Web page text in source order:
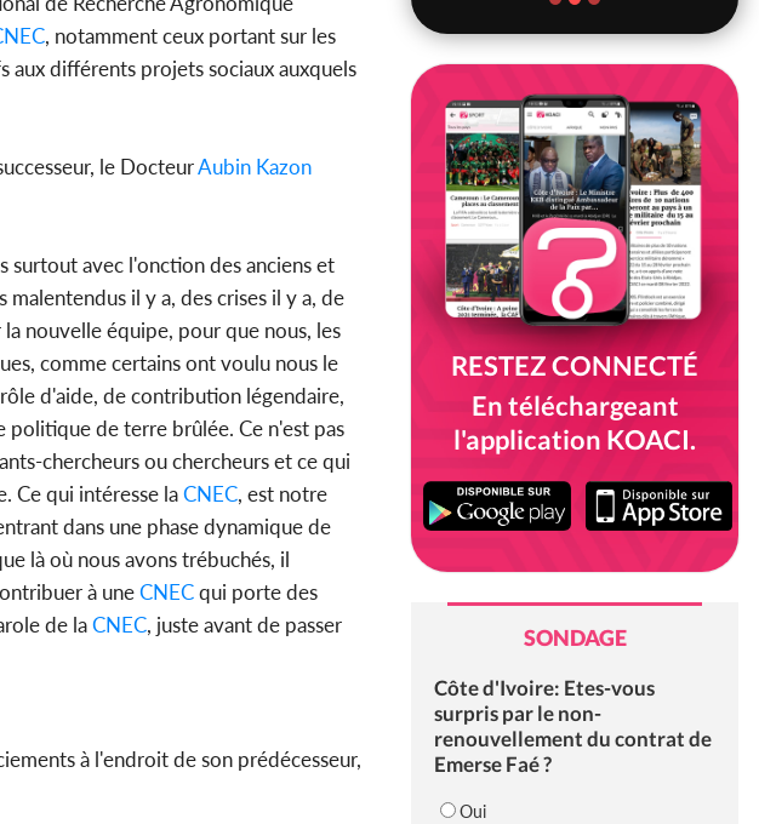
, notamment ceux portant sur les
différents projets sociaux auxquels
le DocteurAubin Kazon
surtout avec l'onction des anciens et
il y a, des crises il y a, de
nouvelle équipe, pour que nous, les
comme certains ont voulu nous le
d'aide, de contribution légendaire,
politique de terre brûlée. Ce n'est pas
chercheurs ou chercheurs et ce qui
Ce qui intéresse laCNEC, est notre
dans une phase dynamique de
là où nous avons trébuchés, il
à uneCNECqui porte des
de laCNEC, juste avant de passer
à l'endroit de son prédécesseur,
RESTEZ CONNECTÉ
En téléchargeant
l'application KOACI.
SONDAGE
Côte d'Ivoire: Etes-vous
surpris par le non-
renouvellement du contrat de
Emerse Faé ?
Oui